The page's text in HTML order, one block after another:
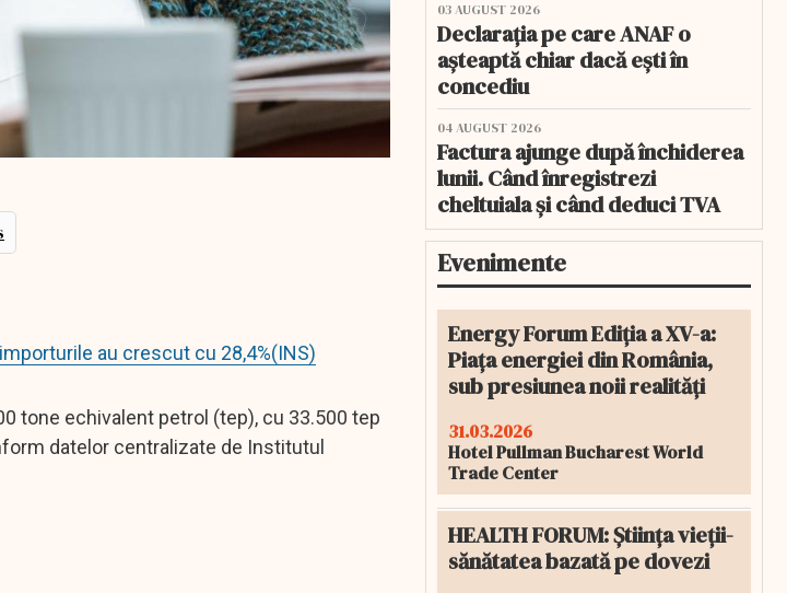
au crescut cu 28,4%(INS)
tone echivalent petrol (tep), cu 33.500 tep
datelor centralizate de Institutul
03 AUGUST 2026
Declarația pe care ANAF o
așteaptă chiar dacă ești în
concediu
04 AUGUST 2026
Factura ajunge după închiderea
lunii. Când înregistrezi
cheltuiala și când deduci TVA
Evenimente
Energy Forum Ediția a XV-a:
Piața energiei din România,
sub presiunea noii realități
31.03.2026
Hotel Pullman Bucharest World
Trade Center
HEALTH FORUM: Știința vieții-
sănătatea bazată pe dovezi